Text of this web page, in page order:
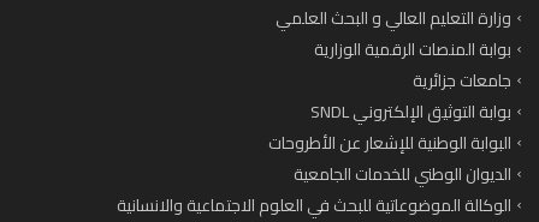
وزارة التعليم العالي و البحث العلمي
بوابة المنصات الرقمية الوزارية
جامعات جزائرية
بوابة التوثيق الإلكتروني SNDL
البوابة الوطنية للإشعار عن الأطروحات
الديوان الوطني للخدمات الجامعية
الوكالة الموضوعاتية للبحث في العلوم الاجتماعية والانسانية